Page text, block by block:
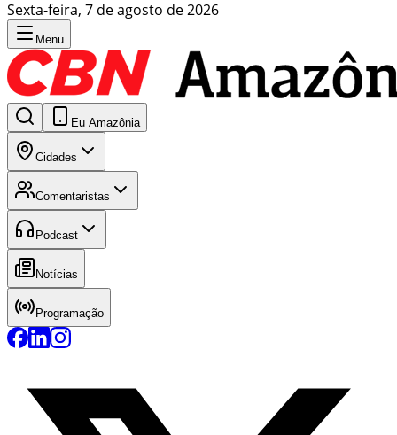
Sexta-feira, 7 de agosto de 2026
Menu
Eu Amazônia
Cidades
Comentaristas
Podcast
Notícias
Programação